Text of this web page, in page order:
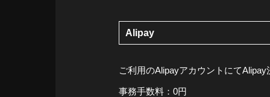
Alipay
ご利用のAlipayアカウントにて
事務手数料：0円